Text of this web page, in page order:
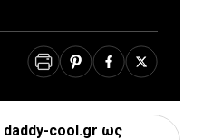
daddy-cool.gr ως